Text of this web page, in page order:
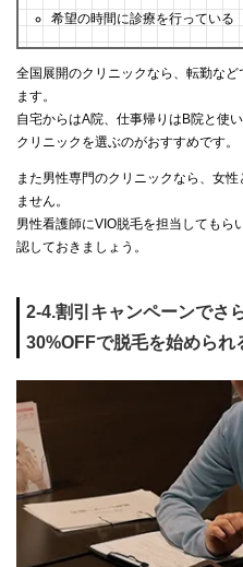
希望の時間に診療を行っている
全国展開のクリニックなら、転勤な
ます。
自宅からはA院、仕事帰りはB院と使
クリニックを選ぶのがおすすめです。
また男性専門のクリニックなら、女
ません。
男性看護師にVIO脱毛を担当してもら
認しておきましょう。
2-4.割引キャンペーンでさ
30%OFFで脱毛を始められ